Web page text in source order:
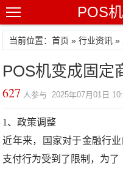
POS
当前位置：首页 »行业资讯 »
POS机变成固定
627 人参与 2025年07月01日
1、政策调整
近年来，国家对于金融行
支付行为受到了限制，为了